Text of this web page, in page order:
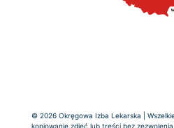
© 2026 Okręgowa Izba Lekarska |
kopiowanie zdjęć lub treści bez